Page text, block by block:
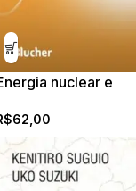
nuclear e
62,00